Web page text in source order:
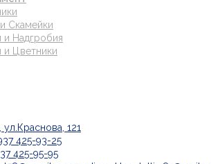
Скамейки
и Надгробия
и Цветники
ул.Краснова, 121
425-93-25Откроется
425-95-95Откроется